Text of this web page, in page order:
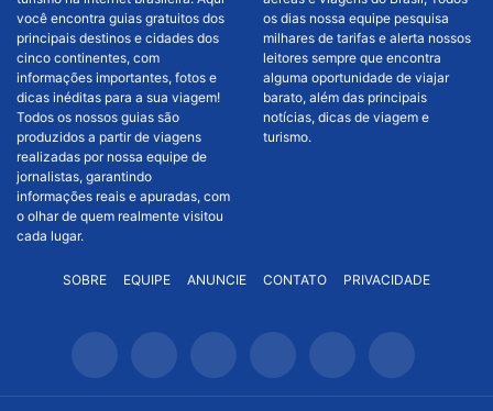
você encontra guias gratuitos dos
principais destinos e cidades dos
cinco continentes, com
informações importantes, fotos e
dicas inéditas para a sua viagem!
Todos os nossos guias são
produzidos a partir de viagens
realizadas por nossa equipe de
jornalistas, garantindo
informações reais e apuradas, com
o olhar de quem realmente visitou
cada lugar.
os dias nossa equipe pesquisa
milhares de tarifas e alerta nossos
leitores sempre que encontra
alguma oportunidade de viajar
barato, além das principais
notícias, dicas de viagem e
turismo.
SOBRE EQUIPE ANUNCIE CONTATO PRIVACIDADE